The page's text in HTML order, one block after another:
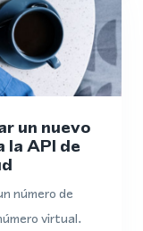
un nuevo
la API de
número de
virtual.